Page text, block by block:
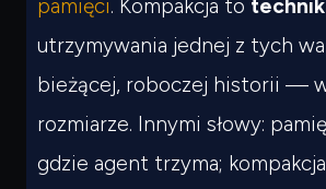
pamięci. Kompakcja to
utrzymywania jednej z tych
bieżącej, roboczej historii —
rozmiarze. Innymi słowy:
gdzie agent trzyma;